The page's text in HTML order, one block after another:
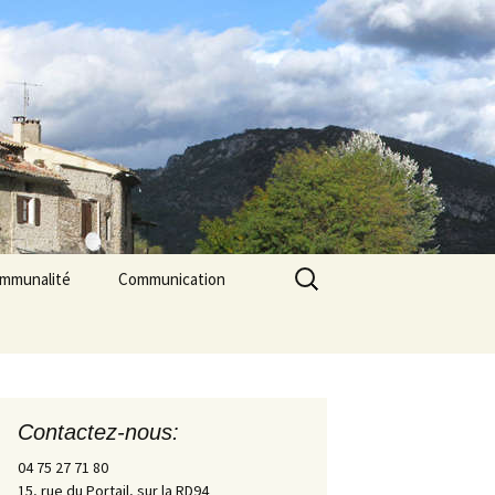
Communication
Les Pilles dans la presse
Rechercher :
Contactez-nous:
04 75 27 71 80
15, rue du Portail, sur la RD94